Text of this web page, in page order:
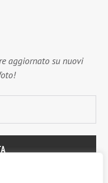
aggiornato su nuovi